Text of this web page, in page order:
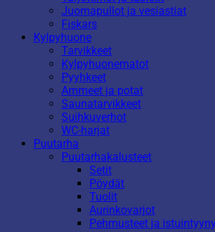
Juomapullot ja vesiastiat
Fiskars
Kylpyhuone
Tarvikkeet
Kylpyhuonematot
Pyyhkeet
Ammeet ja potat
Saunatarvikkeet
Suihkuverhot
WC-harjat
Puutarha
Puutarhakalusteet
Setit
Pöydät
Tuolit
Aurinkovarjot
Pehmusteet ja